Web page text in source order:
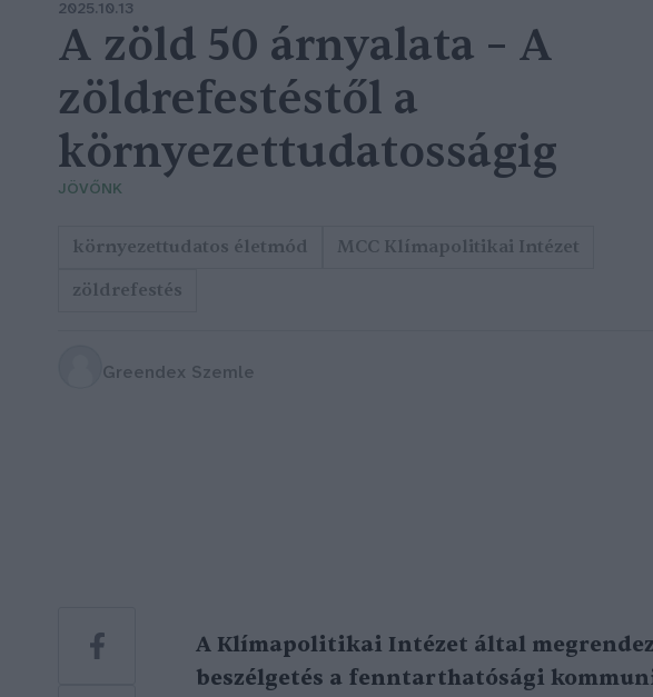
2025.10.13
A zöld 50 árnyalata – A
zöldrefestéstől a
környezettudatosságig
JÖVŐNK
környezettudatos életmód
MCC Klímapolitikai Intézet
zöldrefestés
Greendex Szemle
A Klímapolitikai Intézet által
beszélgetés a fenntarthatósági